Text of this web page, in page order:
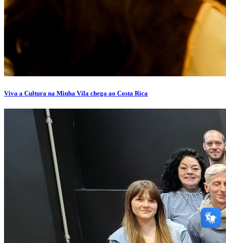
Viva a Cultura na Minha Vila chega ao Costa Rica